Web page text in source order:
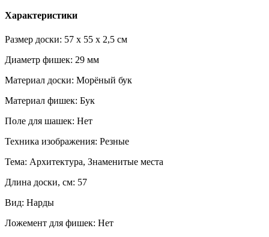
Характеристики
Размер доски: 57 x 55 x 2,5 см
Диаметр фишек: 29 мм
Материал доски: Морёный бук
Материал фишек: Бук
Поле для шашек: Нет
Техника изображения: Резные
Тема: Архитектура, Знаменитые места
Длина доски, см: 57
Вид: Нарды
Ложемент для фишек: Нет